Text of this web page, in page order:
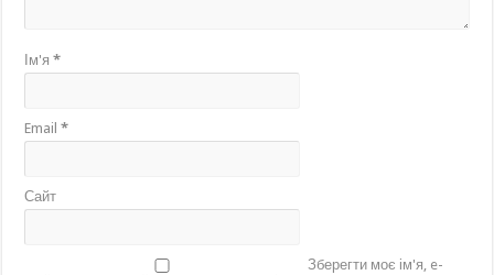
Ім'я*
Email*
Сайт
Зберегти моє ім'я, e-